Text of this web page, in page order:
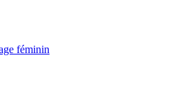
féminin